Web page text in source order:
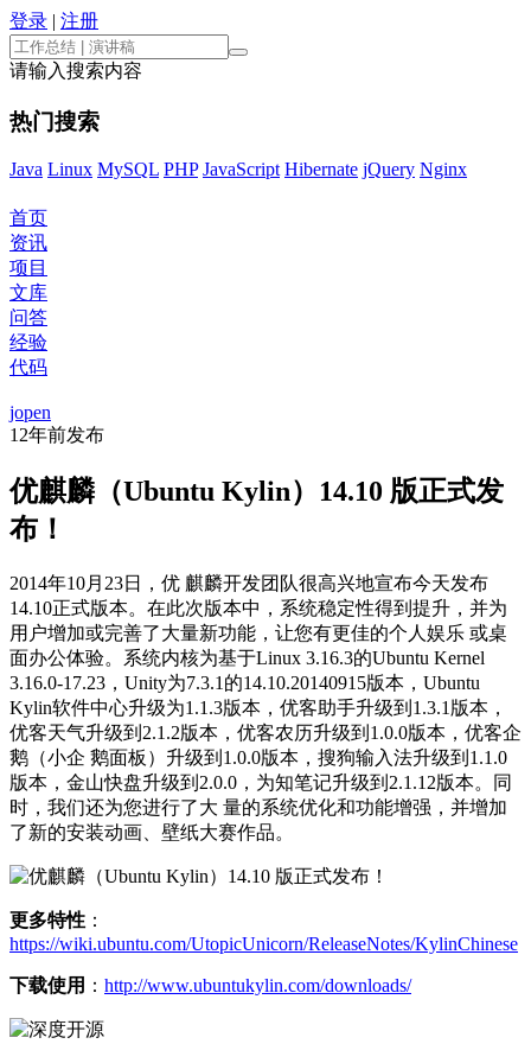
登录 | 注册
请输入搜索内容
热门搜索
Java Linux MySQL PHP JavaScript Hibernate jQuery Nginx
首页
资讯
项目
文库
问答
经验
代码
jopen
12年前发布
优麒麟（Ubuntu Kylin）14.10 版正式发
布！
2014年10月23日，优 麒麟开发团队很高兴地宣布今天发布
14.10正式版本。在此次版本中，系统稳定性得到提升，并为
用户增加或完善了大量新功能，让您有更佳的个人娱乐 或桌
面办公体验。系统内核为基于Linux 3.16.3的Ubuntu Kernel
3.16.0-17.23，Unity为7.3.1的14.10.20140915版本，Ubuntu
Kylin软件中心升级为1.1.3版本，优客助手升级到1.3.1版本，
优客天气升级到2.1.2版本，优客农历升级到1.0.0版本，优客企
鹅（小企 鹅面板）升级到1.0.0版本，搜狗输入法升级到1.1.0
版本，金山快盘升级到2.0.0，为知笔记升级到2.1.12版本。同
时，我们还为您进行了大 量的系统优化和功能增强，并增加
了新的安装动画、壁纸大赛作品。
更多特性 ：
https://wiki.ubuntu.com/UtopicUnicorn/ReleaseNotes/KylinChinese
下载使用 ： http://www.ubuntukylin.com/downloads/